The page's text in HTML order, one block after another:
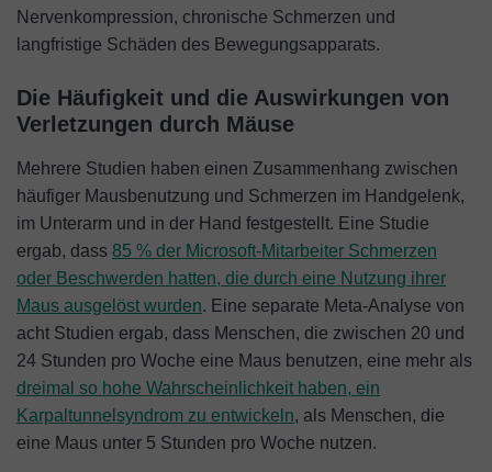
Nervenkompression, chronische Schmerzen und
langfristige Schäden des Bewegungsapparats.
Die Häufigkeit und die Auswirkungen von
Verletzungen durch Mäuse
Mehrere Studien haben einen Zusammenhang zwischen
häufiger Mausbenutzung und Schmerzen im Handgelenk,
im Unterarm und in der Hand festgestellt. Eine Studie
ergab, dass 85 % der Microsoft-Mitarbeiter Schmerzen
oder Beschwerden hatten, die durch eine Nutzung ihrer
Maus ausgelöst wurden. Eine separate Meta-Analyse von
acht Studien ergab, dass Menschen, die zwischen 20 und
24 Stunden pro Woche eine Maus benutzen, eine mehr als
dreimal so hohe Wahrscheinlichkeit haben, ein
Karpaltunnelsyndrom zu entwickeln, als Menschen, die
eine Maus unter 5 Stunden pro Woche nutzen.